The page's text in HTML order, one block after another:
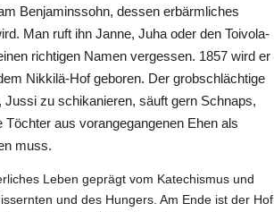
Benjaminssohn, dessen erbärmliches
Man ruft ihn Janne, Juha oder den Toivola-
richtigen Namen vergessen. 1857 wird er
Nikkilä-Hof geboren. Der grobschlächtige
zu schikanieren, säuft gern Schnaps,
aus vorangegangenen Ehen als
muss.
Leben geprägt vom Katechismus und
und des Hungers. Am Ende ist der Hof